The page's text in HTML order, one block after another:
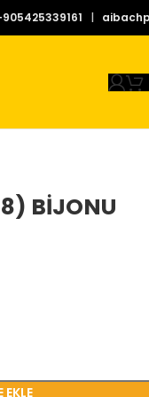
|
BİJONU
EKLE